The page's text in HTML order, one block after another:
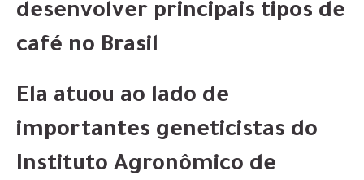
desenvolver principais tipos de
café no Brasil
Ela atuou ao lado de
importantes geneticistas do
Instituto Agronômico de